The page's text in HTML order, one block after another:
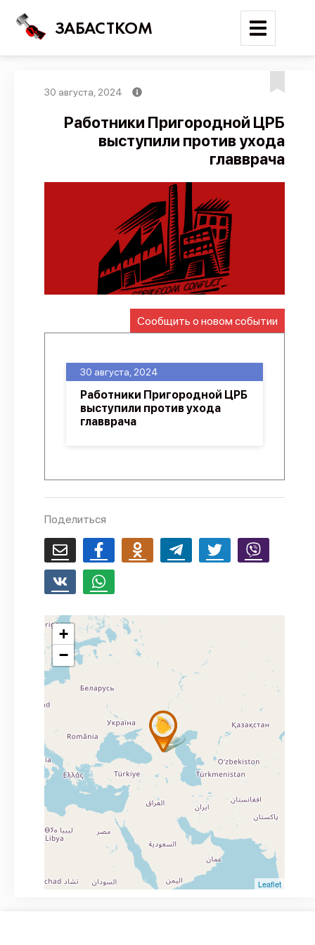
ЗАБАСТКОМ
Поиск
Карта событий
Трудовые конфликты
Отчеты
Предложить публикацию
Справочник
API
О проекте
30 августа, 2024
Работники Пригородной ЦРБ
выступили против ухода
главврача
Сообщить о новом событии
30 августа, 2024
Работники Пригородной ЦРБ
выступили против ухода
главврача
Поделиться
+
−
Leaflet